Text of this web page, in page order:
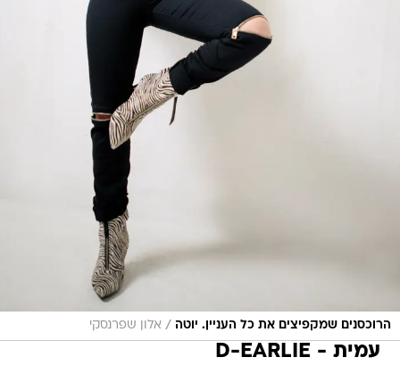
הרוכסנים שמקפיצים את כל העניין. יוטה / אלון שפרנסקי
עמית - D-EARLIE